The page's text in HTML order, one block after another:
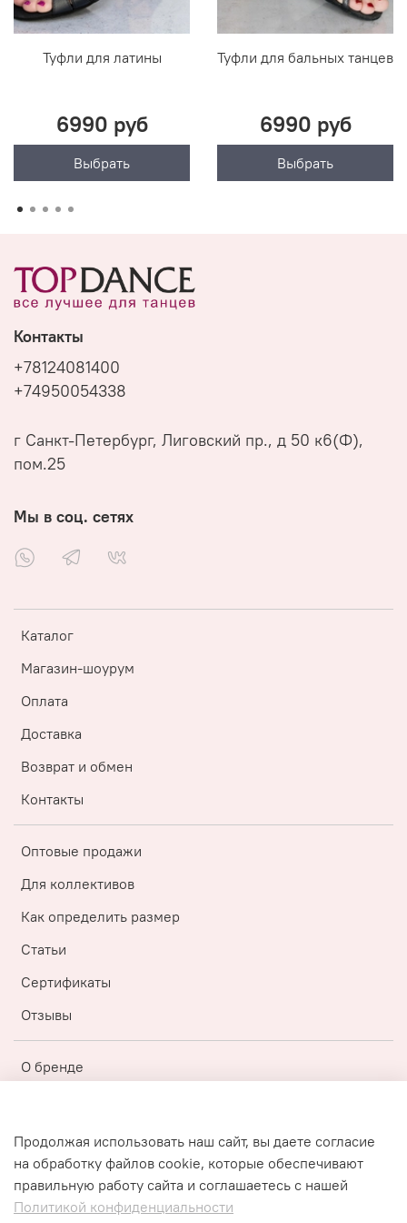
Туфли для латины
6990 руб
Выбрать
Туфли для бальных танцев
6990 руб
Выбрать
Каталог
Магазин-шоурум
Оплата
Доставка
Возврат и обмен
Контакты
Оптовые продажи
Для коллективов
Как определить размер
Статьи
Сертификаты
Отзывы
О бренде
Публичная оферта
Политика конфиденциальности
Контакты
+78124081400
+74950054338
г Санкт-Петербург, Лиговский пр., д 50 к6(Ф),
пом.25
Мы в соц. сетях
Продолжая использовать наш сайт, вы даете согласие
на обработку файлов cookie, которые обеспечивают
правильную работу сайта и соглашаетесь с нашей
Политикой конфиденциальности